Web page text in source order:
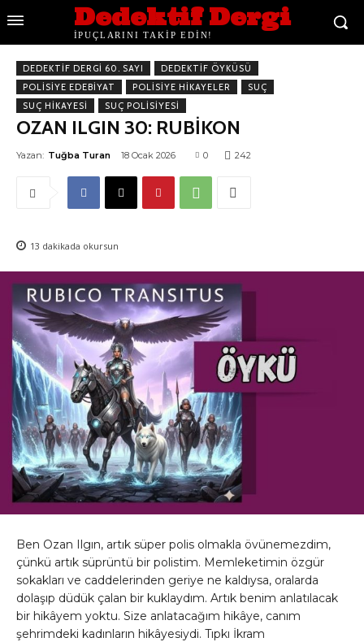
Dedektif Dergi
İPUÇLARINI TAKİP EDİN!
DEDEKTIF DERGI 60. SAYI
DEDEKTIF ÖYKÜSÜ
POLISIYE EDEBIYAT
POLISIYE HIKAYELER
SUÇ
SUÇ HIKAYESI
SUÇ POLISIYESI
OZAN ILGIN 30: RUBİKON
Yazan: Tuğba Turan 18 Ocak 2026 0 242
13 dakikada okursun
Ben Ozan Ilgın, artık süper polis olmakla övünemezdim,
çünkü artık süprüntü bir polistim. Memleketimin özgür
sokakları ve caddelerinden geriye ne kaldıysa, oralarda
dolaşıp düdük çalan bir kuklaydım. Artık benim anlatılacak
bir hikâyem yoktu. Size anlatacağım hikâye, canım
şehrimdeki kadınların hikâyesiydi. Tıpkı İkram